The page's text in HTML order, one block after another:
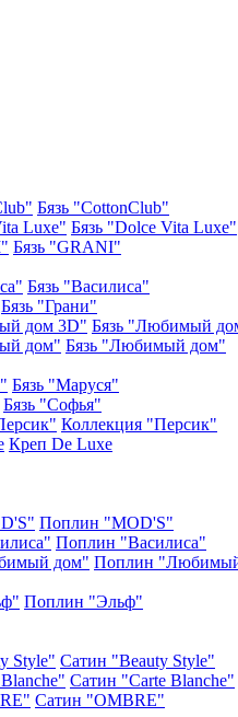
Бязь "CottonClub"
Бязь "Dolce Vita Luxe"
Бязь "GRANI"
Бязь "Василиса"
Бязь "Грани"
Бязь "Любимый
Бязь "Любимый дом"
Бязь "Маруся"
Бязь "Софья"
Коллекция "Персик"
Креп De Luxe
Поплин "MOD'S"
Поплин "Василиса"
Поплин
Поплин "Эльф"
Сатин "Beauty Style"
Сатин "Carte Blanche"
Сатин "OMBRE"